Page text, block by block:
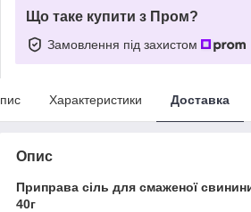
Що таке купити з Пром?
Замовлення під захистом
Характеристики Доставка
Опис
Приправа cіль для смаженої
40г